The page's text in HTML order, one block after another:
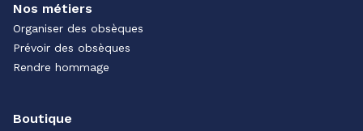
Nos métiers
Organiser des obsèques
Prévoir des obsèques
Rendre hommage
Boutique